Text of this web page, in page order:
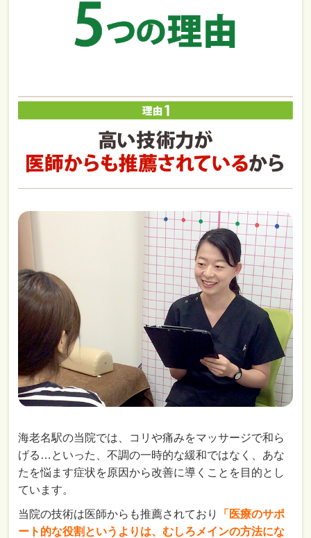
海老名駅の当院では、コリや痛みをマッサージで和ら
げる…といった、不調の一時的な緩和ではなく、あな
たを悩ます症状を原因から改善に導くことを目的とし
ています。
当院の技術は医師からも推薦されており
「医療のサポ
ート的な役割というよりは、むしろメインの方法にな